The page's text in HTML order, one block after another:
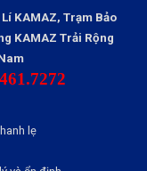
KAMAZ, Trạm Bảo
KAMAZ Trải Rộng
lẹ